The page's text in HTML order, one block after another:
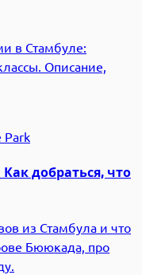
в Стамбуле:
Описание,
добраться, что
из Стамбула и что
Бююкада, про